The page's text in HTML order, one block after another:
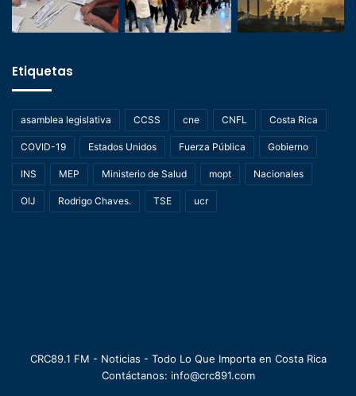
Etiquetas
asamblea legislativa CCSS cne CNFL Costa Rica
COVID-19 Estados Unidos Fuerza Pública Gobierno
INS MEP Ministerio de Salud mopt Nacionales
OIJ Rodrigo Chaves. TSE ucr
CRC89.1 FM - Noticias - Todo Lo Que Importa en Costa Rica
Contáctanos: info@crc891.com